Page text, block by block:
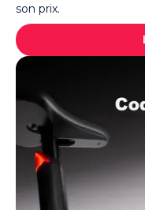
son prix.